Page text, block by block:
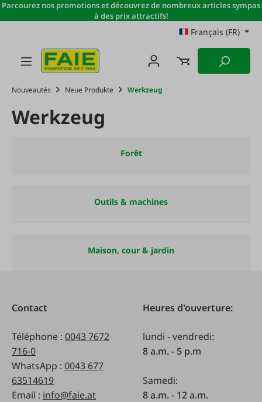
Passer au contenu principal
Parcourez nos promotions et découvrez de nombreux articles sympas
à des prix attractifs!
Français (FR)
Nouveautés Neue Produkte Werkzeug
Werkzeug
Forêt
Outils & machines
Maison, cour & jardin
Contact
Téléphone : 0043 7672
716-0
WhatsApp : 0043 677
63514619
Email : info@faie.at
Heures d'ouverture:
lundi - vendredi:
8 a.m. - 5 p.m
Samedi:
8 a.m. - 12 a.m.